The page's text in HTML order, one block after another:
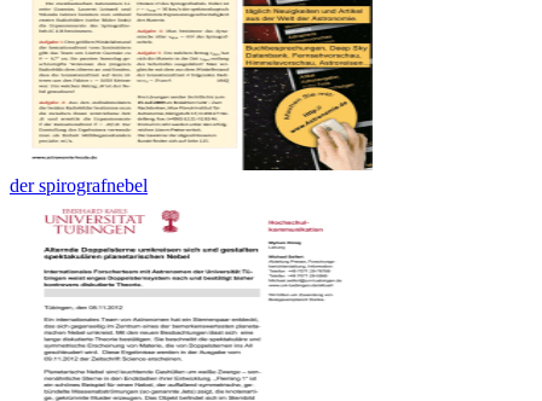
der spirografnebel